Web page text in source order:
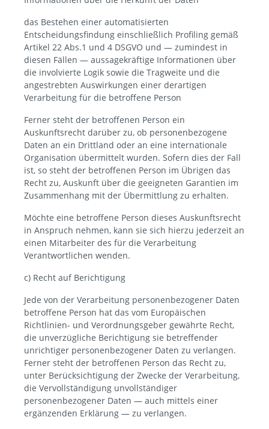
das Bestehen einer automatisierten
Entscheidungsfindung einschließlich Profiling gemäß
Artikel 22 Abs.1 und 4 DSGVO und — zumindest in
diesen Fällen — aussagekräftige Informationen über
die involvierte Logik sowie die Tragweite und die
angestrebten Auswirkungen einer derartigen
Verarbeitung für die betroffene Person
Ferner steht der betroffenen Person ein
Auskunftsrecht darüber zu, ob personenbezogene
Daten an ein Drittland oder an eine internationale
Organisation übermittelt wurden. Sofern dies der Fall
ist, so steht der betroffenen Person im Übrigen das
Recht zu, Auskunft über die geeigneten Garantien im
Zusammenhang mit der Übermittlung zu erhalten.
Möchte eine betroffene Person dieses Auskunftsrecht
in Anspruch nehmen, kann sie sich hierzu jederzeit an
einen Mitarbeiter des für die Verarbeitung
Verantwortlichen wenden.
c) Recht auf Berichtigung
Jede von der Verarbeitung personenbezogener Daten
betroffene Person hat das vom Europäischen
Richtlinien- und Verordnungsgeber gewährte Recht,
die unverzügliche Berichtigung sie betreffender
unrichtiger personenbezogener Daten zu verlangen.
Ferner steht der betroffenen Person das Recht zu,
unter Berücksichtigung der Zwecke der Verarbeitung,
die Vervollständigung unvollständiger
personenbezogener Daten — auch mittels einer
ergänzenden Erklärung — zu verlangen.